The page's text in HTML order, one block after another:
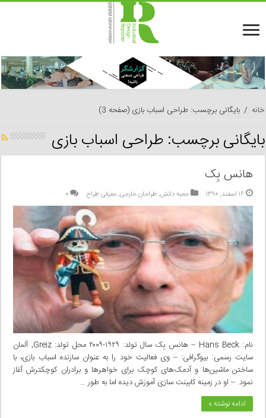
خانه / بایگانی برچسب: طراحی اسباب بازی (صفحه 3)
بایگانی برچسب:طراحی اسباب بازی
هانس بِک
۱۶ اسفند, ۱۳۹۰ جعبه دانش,طراحان خارجی,معرفی طراح ۰
نام: Hans Beck – هانس بِک سال تولد: ۱۹۲۹-۲۰۰۹ محل تولد: Greiz, آلمان
سایت رسمی: بیوگرافی: – وی فعالیت خود را به عنوان سازنده اسباب بازی، با
ساختن ماشین‌ها و آدمک‌های کوچک برای خواهر‌ها و برادران کوچکترش آغاز
نمود. – او در زمینه کابینت سازی آموزش دیده اما به طور …
ادامه نوشته »